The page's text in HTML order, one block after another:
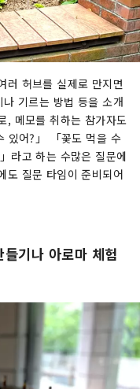
러 허브를 실제로 만지면
기르는 방법 등을 소개
, 메모를 취하는 참가자도
있어?」 「꽃도 먹을 수
라고 하는 수많은 질문에
도 질문 타임이 준비되어
기나 아로마 체험